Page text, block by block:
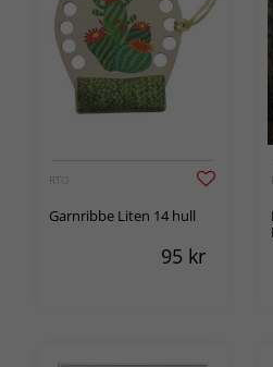
RTO
Garnribbe Liten 14 hull
95 kr